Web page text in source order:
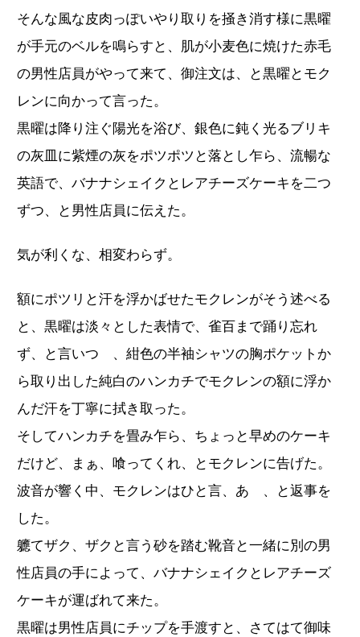
そんな風な皮肉っぽいやり取りを掻き消す様に黒曜
が手元のベルを鳴らすと、肌が小麦色に焼けた赤毛
の男性店員がやって来て、御注文は、と黒曜とモク
レンに向かって言った。
黒曜は降り注ぐ陽光を浴び、銀色に鈍く光るブリキ
の灰皿に紫煙の灰をポツポツと落とし乍ら、流暢な
英語で、バナナシェイクとレアチーズケーキを二つ
ずつ、と男性店員に伝えた。
気が利くな、相変わらず。
額にポツリと汗を浮かばせたモクレンがそう述べる
と、黒曜は淡々とした表情で、雀百まで踊り忘れ
ず、と言いつゝ、紺色の半袖シャツの胸ポケットか
ら取り出した純白のハンカチでモクレンの額に浮か
んだ汗を丁寧に拭き取った。
そしてハンカチを畳み乍ら、ちょっと早めのケーキ
だけど、まぁ、喰ってくれ、とモクレンに告げた。
波音が響く中、モクレンはひと言、あゝ、と返事を
した。
軈てザク、ザクと言う砂を踏む靴音と一緒に別の男
性店員の手によって、バナナシェイクとレアチーズ
ケーキが運ばれて来た。
黒曜は男性店員にチップを手渡すと、さてはて御味